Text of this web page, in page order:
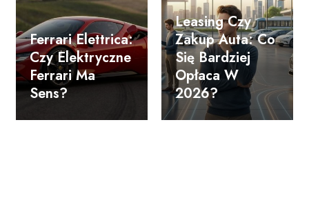
Ferrari Elettrica:
Czy Elektryczne
Ferrari Ma
Sens?
Leasing Czy
Zakup Auta: Co
Się Bardziej
Opłaca W
2026?